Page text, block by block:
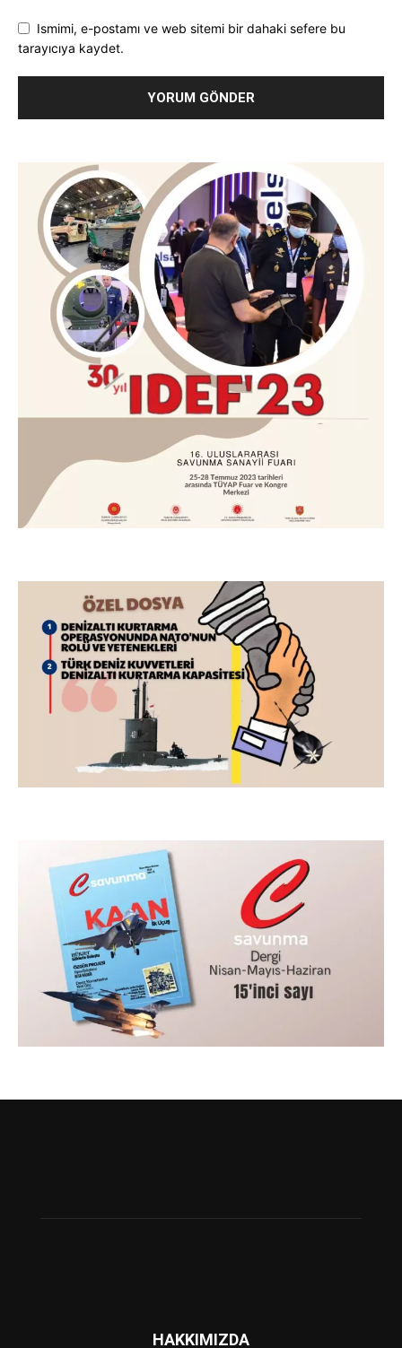
Ismimi, e-postamı ve web sitemi bir dahaki sefere bu
tarayıcıya kaydet.
HAKKIMIZDA